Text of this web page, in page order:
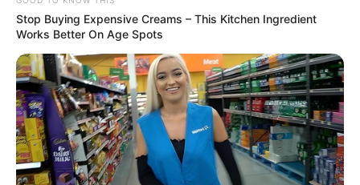
19:59 / 06 Avqust 2026 CƏMİYYƏT
Bu məktəblər üzrə vakansiya seçimi
başlayır
Stop Buying Expensive Creams – This Kitchen Ingredient
Works Better On Age Spots